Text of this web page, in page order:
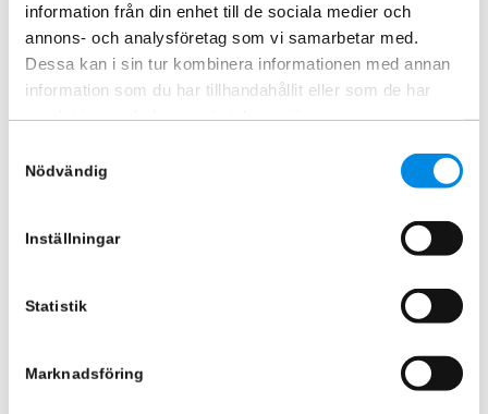
information från din enhet till de sociala medier och
annons- och analysföretag som vi samarbetar med.
Dessa kan i sin tur kombinera informationen med annan
information som du har tillhandahållit eller som de har
Nödvändig
Inställningar
Statistik
Marknadsföring
/ MAN TGE H3 2017+
15 870kr
Lägg i varukorg
-12%
Takbåge Fram H2 & H3 VW